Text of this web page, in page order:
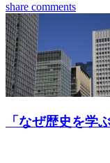
share comments
「なぜ歴史を